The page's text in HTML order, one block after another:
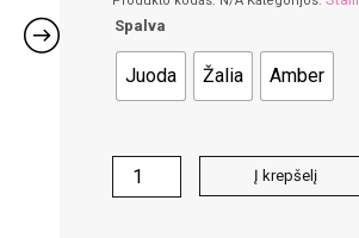
Spalva
Juoda Žalia Amber
produkto
kiekis:
Į krepšelį